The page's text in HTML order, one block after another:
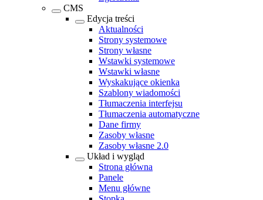
CMS
Edycja treści
Aktualności
Strony systemowe
Strony własne
Wstawki systemowe
Wstawki własne
Wyskakujące okienka
Szablony wiadomości
Tłumaczenia interfejsu
Tłumaczenia automatyczne
Dane firmy
Zasoby własne
Zasoby własne 2.0
Układ i wygląd
Strona główna
Panele
Menu główne